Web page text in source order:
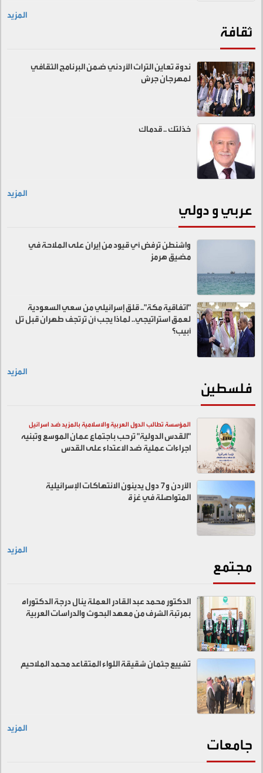
المزيد
ثقافة
ندوة تعاين التراث الأردني ضمن البرنامج الثقافي
لمهرجان جرش
خذلتك .. قدماك
المزيد
عربي و دولي
واشنطن ترفض أي قيود من إيران على الملاحة في
مضيق هرمز
"اتفاقية مكة".. قلق إسرائيلي من سعي السعودية
لعمق استراتيجي.. لماذا يجب أن ترتجف طهران قبل تل
أبيب؟
المزيد
فلسطين
المؤسسة تطالب الدول العربية والاسلامية بالمزيد ضد اسرائيل
"القدس الدولية" ترحب باجتماع عمان الموسع وتبنيه
اجراءات عملية ضد الاعتداء على القدس
الأردن و7 دول يدينون الانتهاكات الإسرائيلية
المتواصلة في غزة
المزيد
مجتمع
الدكتور محمد عبد القادر العملة ينال درجة الدكتوراه
بمرتبة الشرف من معهد البحوث والدراسات العربية
تشييع جثمان شقيقة اللواء المتقاعد محمد الملاحيم
المزيد
جامعات